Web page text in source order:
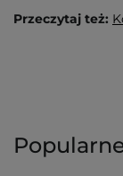
Przeczytaj też: